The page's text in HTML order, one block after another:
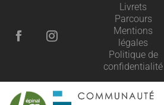
Livrets
Parcours
Mentions
légales
Politique de
confidentialité